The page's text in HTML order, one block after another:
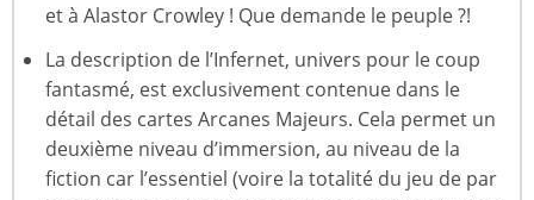
et à Alastor Crowley ! Que demande le peuple ?!
La description de l’Infernet, univers pour le coup
fantasmé, est exclusivement contenue dans le
détail des cartes Arcanes Majeurs. Cela permet un
deuxième niveau d’immersion, au niveau de la
fiction car l’essentiel (voire la totalité du jeu de par